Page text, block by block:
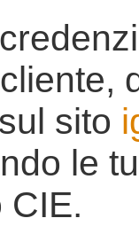
sito
le
CIE.